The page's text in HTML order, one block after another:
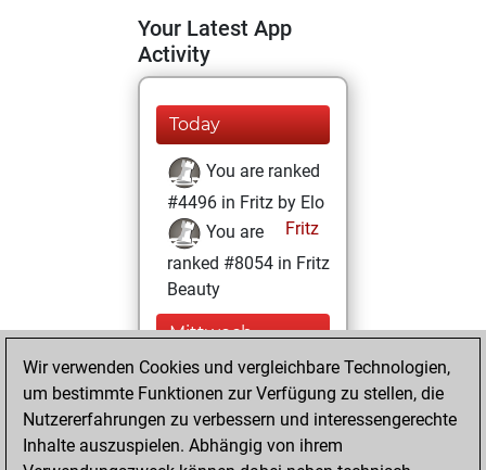
Your Latest App
Activity
Today
You are ranked
#4496 in Fritz by Elo
Fritz
You are
ranked #8054 in Fritz
Beauty
Mittwoch,
Dezember 20,
2023
You won
against Fritz
Fritz
Wir verwenden Cookies und vergleichbare Technologien,
um bestimmte Funktionen zur Verfügung zu stellen, die
Nutzererfahrungen zu verbessern und interessengerechte
Inhalte auszuspielen. Abhängig von ihrem